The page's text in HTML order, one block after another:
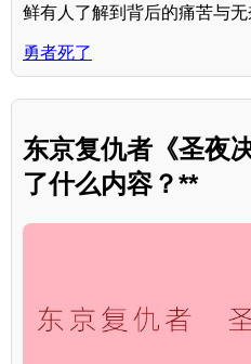
鲜有人了解到背后的痛苦与无
勇者死了
东京复仇者《圣夜
了什么内容？**